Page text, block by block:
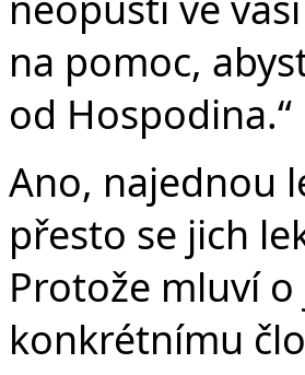
na pomoc,
od Hospodina.“
Ano, najednou
přesto se jich
Protože mluví
konkrétnímu